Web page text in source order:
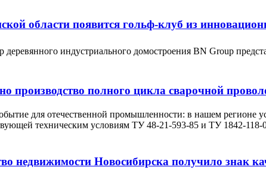
области появится гольф-клуб из
деревянного индустриального домостроения BN Group
производство полного цикла сварочной
для отечественной промышленности: в нашем регионе
техническим условиям ТУ 48-21-593-85 и ТУ 1842-118-
недвижимости Новосибирска получило знак